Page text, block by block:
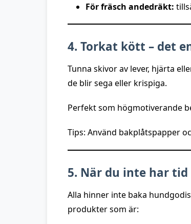
För fräsch andedräkt:
4. Torkat kött – det
Tunna skivor av lever, hjärta
de blir sega eller krispiga.
Perfekt som högmotiverande
Tips: Använd bakplåtspapper
5. När du inte har
Alla hinner inte baka
produkter som är: